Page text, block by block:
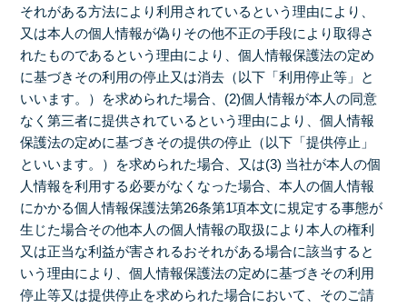
それがある方法により利用されているという理由により、
又は本人の個人情報が偽りその他不正の手段により取得さ
れたものであるという理由により、個人情報保護法の定め
に基づきその利用の停止又は消去（以下「利用停止等」と
いいます。）を求められた場合、(2)個人情報が本人の同意
なく第三者に提供されているという理由により、個人情報
保護法の定めに基づきその提供の停止（以下「提供停止」
といいます。）を求められた場合、又は(3) 当社が本人の個
人情報を利用する必要がなくなった場合、本人の個人情報
にかかる個人情報保護法第26条第1項本文に規定する事態が
生じた場合その他本人の個人情報の取扱により本人の権利
又は正当な利益が害されるおそれがある場合に該当すると
いう理由により、個人情報保護法の定めに基づきその利用
停止等又は提供停止を求められた場合において、そのご請